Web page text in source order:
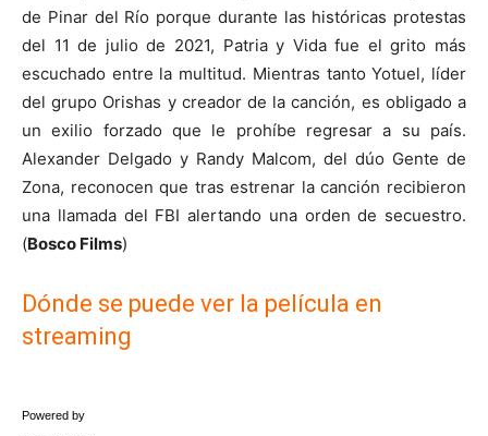
de Pinar del Río porque durante las históricas protestas
del 11 de julio de 2021, Patria y Vida fue el grito más
escuchado entre la multitud. Mientras tanto Yotuel, líder
del grupo Orishas y creador de la canción, es obligado a
un exilio forzado que le prohíbe regresar a su país.
Alexander Delgado y Randy Malcom, del dúo Gente de
Zona, reconocen que tras estrenar la canción recibieron
una llamada del FBI alertando una orden de secuestro.
(Bosco Films)
Dónde se puede ver la película en
streaming
Powered by